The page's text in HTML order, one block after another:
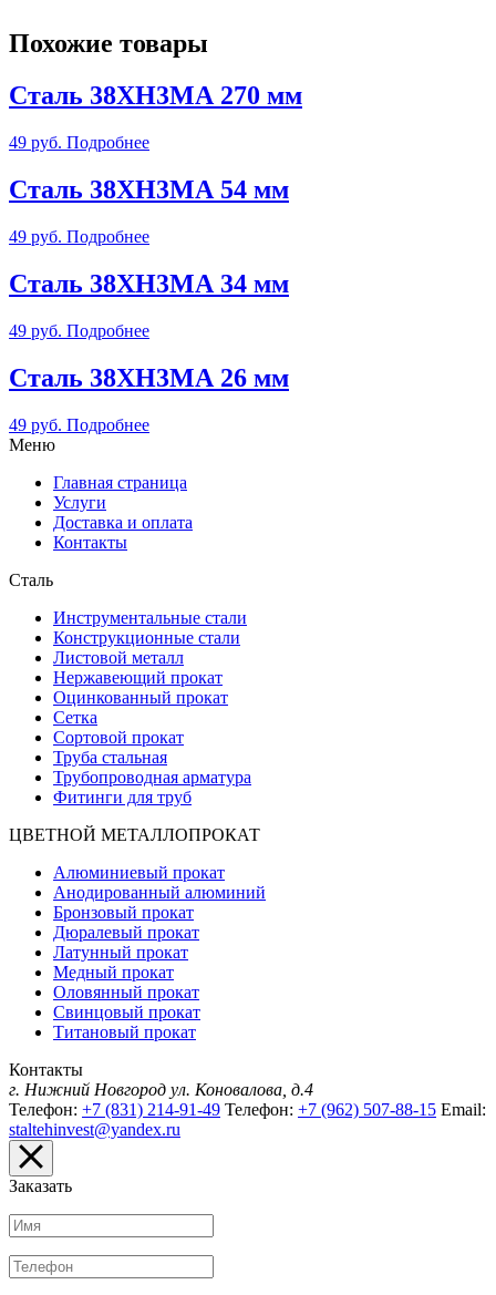
Похожие товары
Сталь 38ХН3МА 270 мм
49 руб. Подробнее
Сталь 38ХН3МА 54 мм
49 руб. Подробнее
Сталь 38ХН3МА 34 мм
49 руб. Подробнее
Сталь 38ХН3МА 26 мм
49 руб. Подробнее
Меню
Главная страница
Услуги
Доставка и оплата
Контакты
Сталь
Инструментальные стали
Конструкционные стали
Листовой металл
Нержавеющий прокат
Оцинкованный прокат
Сетка
Сортовой прокат
Труба стальная
Трубопроводная арматура
Фитинги для труб
ЦВЕТНОЙ МЕТАЛЛОПРОКАТ
Алюминиевый прокат
Анодированный алюминий
Бронзовый прокат
Дюралевый прокат
Латунный прокат
Медный прокат
Оловянный прокат
Свинцовый прокат
Титановый прокат
Контакты
г. Нижний Новгород ул. Коновалова, д.4
Телефон: +7 (831) 214-91-49 Телефон: +7 (962) 507-88-15 Email:
staltehinvest@yandex.ru
Заказать